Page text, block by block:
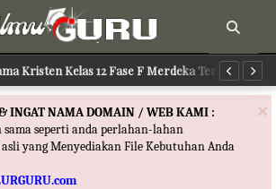
Kristen Kelas 12 Fase F Merdeka Terbaru
Khonghucu Kelas 12 Fase F Merdeka Terbaru
×
INGAT NAMA DOMAIN / WEB KAMI :
seperti anda perlahan-lahan
yang Menyediakan File Kebutuhan Anda